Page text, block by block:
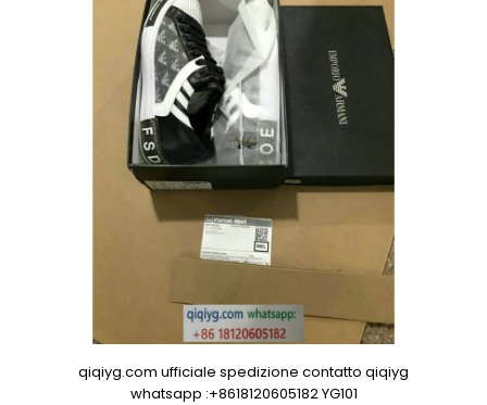
qiqiyg.com ufficiale spedizione contatto qiqiyg
whatsapp :+8618120605182 YG101